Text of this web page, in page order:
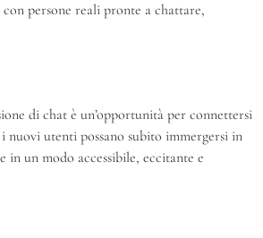
persone reali pronte a chattare,
di chat è un’opportunità per connettersi
nuovi utenti possano subito immergersi in
un modo accessibile, eccitante e